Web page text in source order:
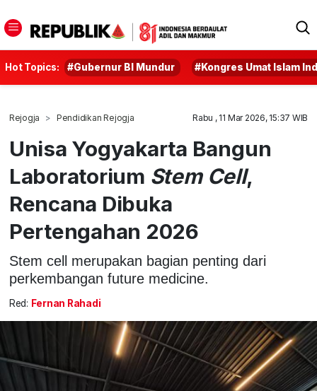
Hot Topics: #Gubernur BI Mundur #Kongres Umat Islam
Rejogja Pendidikan Rejogja Rabu , 11 Mar 2026, 15:37 WIB
Unisa Yogyakarta Bangun
Laboratorium Stem Cell,
Rencana Dibuka
Pertengahan 2026
Stem cell merupakan bagian penting dari
perkembangan future medicine.
Red: Fernan Rahadi